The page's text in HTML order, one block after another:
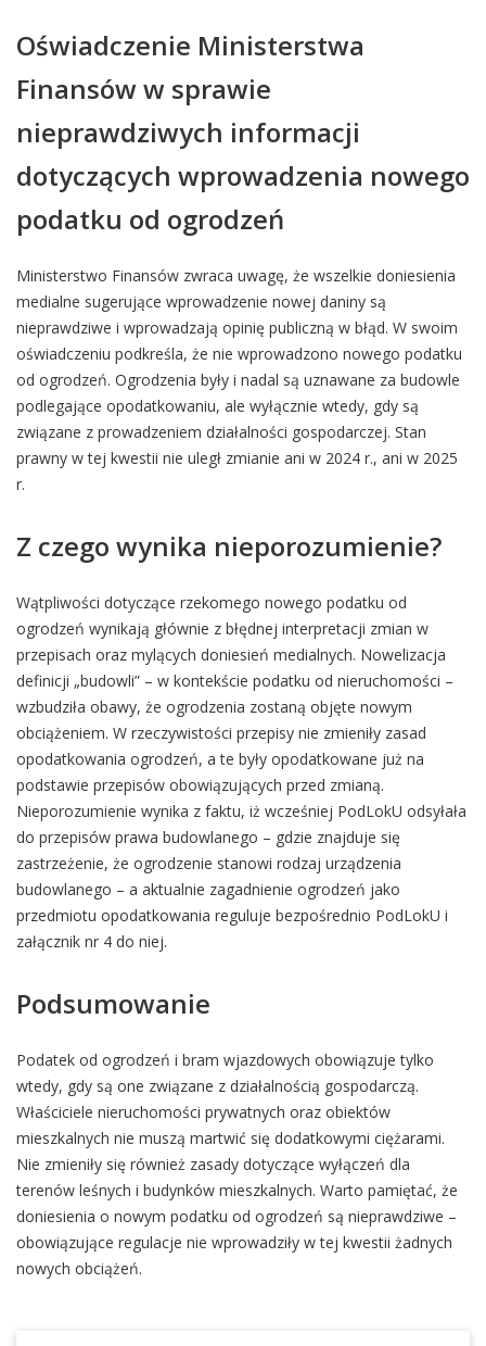
Oświadczenie Ministerstwa
Finansów w sprawie
nieprawdziwych informacji
dotyczących wprowadzenia nowego
podatku od ogrodzeń
Ministerstwo Finansów zwraca uwagę, że wszelkie doniesienia
medialne sugerujące wprowadzenie nowej daniny są
nieprawdziwe i wprowadzają opinię publiczną w błąd. W swoim
oświadczeniu podkreśla, że nie wprowadzono nowego podatku
od ogrodzeń. Ogrodzenia były i nadal są uznawane za budowle
podlegające opodatkowaniu, ale wyłącznie wtedy, gdy są
związane z prowadzeniem działalności gospodarczej. Stan
prawny w tej kwestii nie uległ zmianie ani w 2024 r., ani w 2025
r.
Z czego wynika nieporozumienie?
Wątpliwości dotyczące rzekomego nowego podatku od
ogrodzeń wynikają głównie z błędnej interpretacji zmian w
przepisach oraz mylących doniesień medialnych. Nowelizacja
definicji „budowli” – w kontekście podatku od nieruchomości –
wzbudziła obawy, że ogrodzenia zostaną objęte nowym
obciążeniem. W rzeczywistości przepisy nie zmieniły zasad
opodatkowania ogrodzeń, a te były opodatkowane już na
podstawie przepisów obowiązujących przed zmianą.
Nieporozumienie wynika z faktu, iż wcześniej PodLokU odsyłała
do przepisów prawa budowlanego – gdzie znajduje się
zastrzeżenie, że ogrodzenie stanowi rodzaj urządzenia
budowlanego – a aktualnie zagadnienie ogrodzeń jako
przedmiotu opodatkowania reguluje bezpośrednio PodLokU i
załącznik nr 4 do niej.
Podsumowanie
Podatek od ogrodzeń i bram wjazdowych obowiązuje tylko
wtedy, gdy są one związane z działalnością gospodarczą.
Właściciele nieruchomości prywatnych oraz obiektów
mieszkalnych nie muszą martwić się dodatkowymi ciężarami.
Nie zmieniły się również zasady dotyczące wyłączeń dla
terenów leśnych i budynków mieszkalnych. Warto pamiętać, że
doniesienia o nowym podatku od ogrodzeń są nieprawdziwe –
obowiązujące regulacje nie wprowadziły w tej kwestii żadnych
nowych obciążeń.